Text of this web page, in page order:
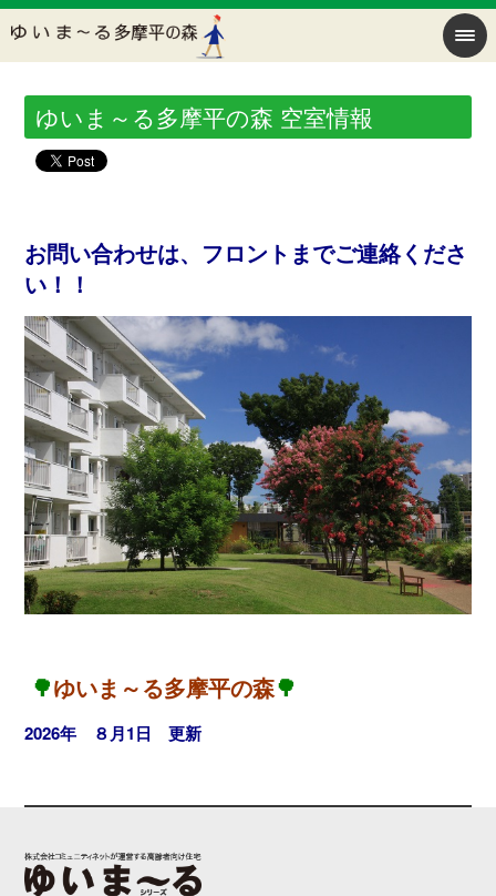
ゆいま～る多摩平の森 空室情報
お問い合わせは、フロントまでご連絡くださ
い！！
🌳ゆいま～る多摩平の森🌳
2026年 ８ 月1日 更新